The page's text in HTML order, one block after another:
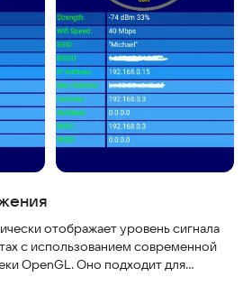
отображает уровень сигнала
с использованием современной
OpenGL. Оно подходит для
в реальном времени. Интерфейс